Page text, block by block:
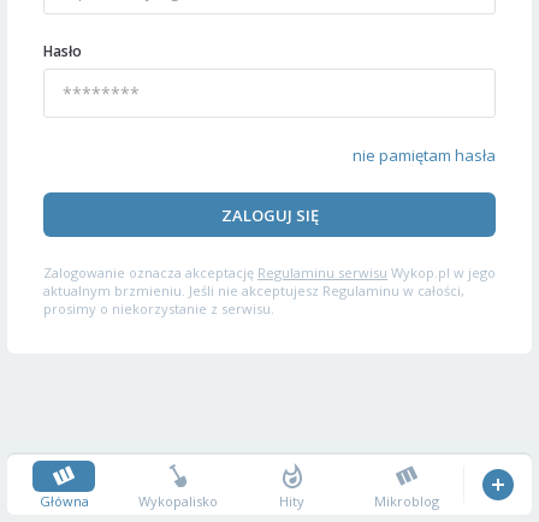
Hasło
nie pamiętam hasła
ZALOGUJ SIĘ
Zalogowanie oznacza akceptację Regulaminu serwisu Wykop.pl w jego
aktualnym brzmieniu. Jeśli nie akceptujesz Regulaminu w całości,
prosimy o niekorzystanie z serwisu.
Główna Wykopalisko Hity Mikroblog